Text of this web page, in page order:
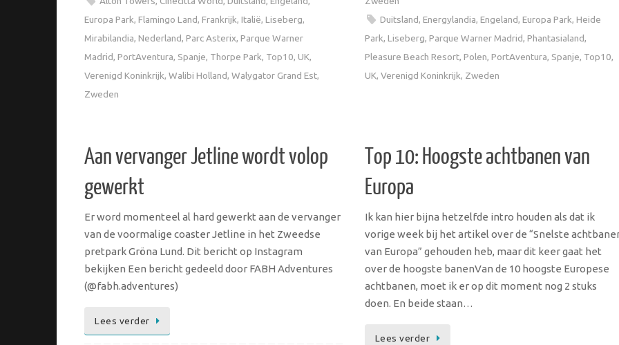
Europa Park, Flamingo Land, Frankrijk, Italië, Liseberg,
Mirabilandia, Nederland, Parc Asterix, Parque Warner
Madrid, PortAventura, Spanje, Thorpe Park, Top10, UK,
Verenigd Koninkrijk, Walibi Holland, Walygator Grand Est,
Zweden
Duitsland, Energylandia, Engeland, Europa Park, Heide
Park, Liseberg, Parque Warner Madrid, Phantasialand,
Pleasure Beach Resort, Polen, PortAventura, Spanje, Top10,
UK, Verenigd Koninkrijk, Zweden
Aan vervanger Jetline wordt volop
gewerkt
Er word momenteel al hard gewerkt aan de vervanger
van de voormalige coaster Jetline in het Zweedse
pretpark Gröna Lund. Dit bericht op Instagram
bekijken Een bericht gedeeld door FABH Adventures
(@fabh.adventures)
Lees verder
Top 10: Hoogste achtbanen van
Europa
Ik kan hier bijna hetzelfde intro houden als dat ik
vorige week bij het artikel over de “Snelste
van Europa” gehouden heb, maar dit keer gaat het
over de hoogste banenVan de 10 hoogste Europese
achtbanen, moet ik er op dit moment nog 2 stuks
doen. En beide staan…
Lees verder